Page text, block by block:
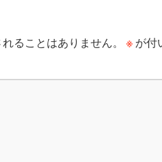
ることはありません。 ※ が付